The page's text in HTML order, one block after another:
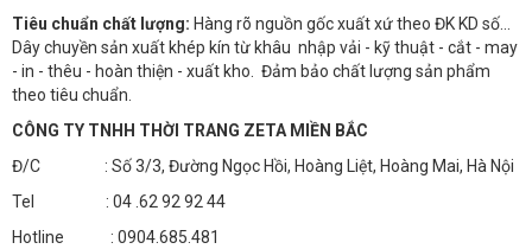
Tiêu chuẩn chất lượng: Hàng rõ nguồn gốc xuất xứ theo ĐK KD số…
Dây chuyền sản xuất khép kín từ khâu nhập vải - kỹ thuật - cắt - may
- in - thêu - hoàn thiện - xuất kho. Đảm bảo chất lượng sản phẩm
theo tiêu chuẩn.
CÔNG TY TNHH THỜI TRANG ZETA MIỀN BẮC
Đ/C : Số 3/3, Đường Ngọc Hồi, Hoàng Liệt, Hoàng Mai, Hà Nội
Tel : 04 .62 92 92 44
Hotline : 0904.685.481